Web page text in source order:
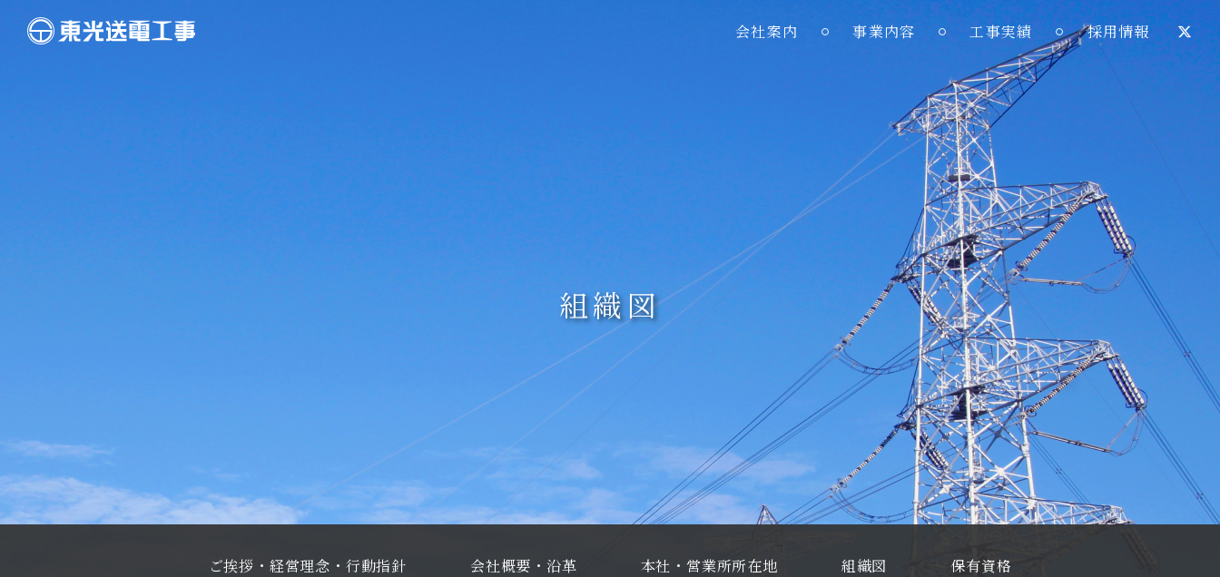
会社案内
本社・営業所所在地
保有資格
事業内容
送電線工事部門
NE事業部門
電気工事部門
杭工事部門
工事実績 採用情報
組織図
ご挨拶・経営理念・行動指針 会社概要・沿革 本社・営業所所在地 組織図 保有資格